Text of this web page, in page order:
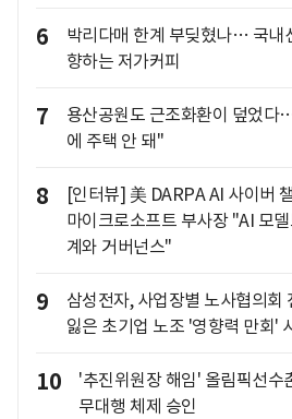
6
박리다매 한계 부딪혔나… 국내
향하는 저가커피
7
용산공원도 근조화환이 덮었다
에 주택 안 돼"
8
[인터뷰] 美 DARPA AI 사이버
마이크로소프트 부사장 "AI 모
계와 거버넌스"
9
삼성전자, 사업장별 노사협의
잃은 초기업 노조 '영향력 만회'
10
'추진위원장 해임' 올림픽선
무대행 체제 승인